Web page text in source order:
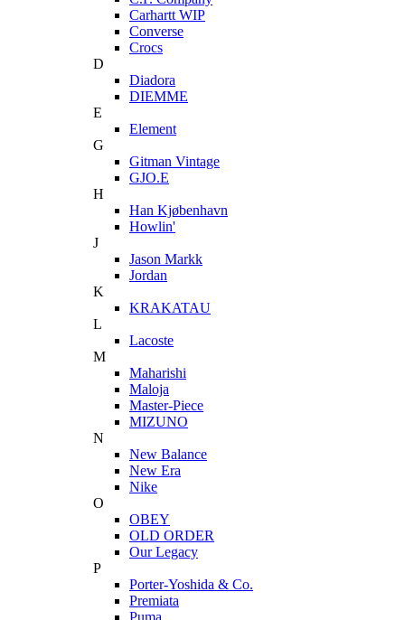
Carhartt WIP
Converse
Crocs
D
Diadora
DIEMME
E
Element
G
Gitman Vintage
GJO.E
H
Han Kjøbenhavn
Howlin'
J
Jason Markk
Jordan
K
KRAKATAU
L
Lacoste
M
Maharishi
Maloja
Master-Piece
MIZUNO
N
New Balance
New Era
Nike
O
OBEY
OLD ORDER
Our Legacy
P
Porter-Yoshida & Co.
Premiata
Puma